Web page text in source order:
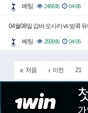
베팅 2456회 04-06
04월08일 감바 오사카 vs 방콕
베팅 2509회 04-06
처음 이전 21